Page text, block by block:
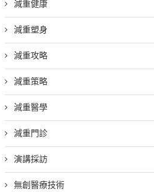
減重健康
減重塑身
減重攻略
減重策略
減重醫學
減重門診
演講採訪
無創醫療技術